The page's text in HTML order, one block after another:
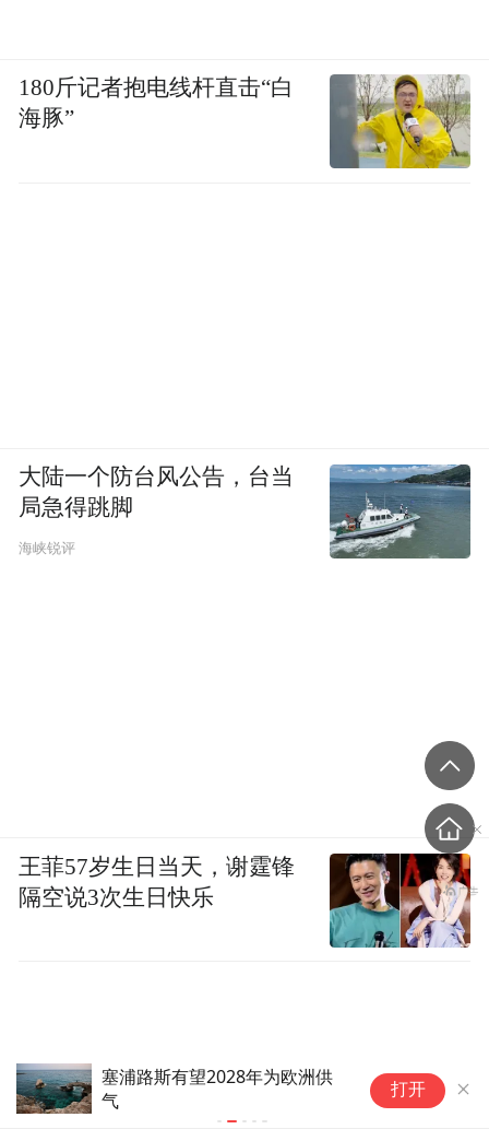
大鹏谈电影“保鲜”秘诀：带着观众意识创
作
以色列总理
和平计划
打开
180斤记者抱电线杆直击“白
海豚”
大陆一个防台风公告，台当
局急得跳脚
海峡锐评
王菲57岁生日当天，谢霆锋
隔空说3次生日快乐